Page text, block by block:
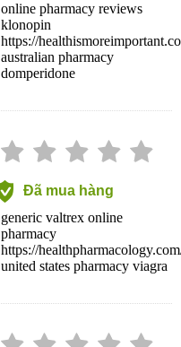
online pharmacy reviews
klonopin
https://
australian pharmacy
domperidone
Đã mua hàng
generic valtrex online
pharmacy
https://
united states pharmacy viagra